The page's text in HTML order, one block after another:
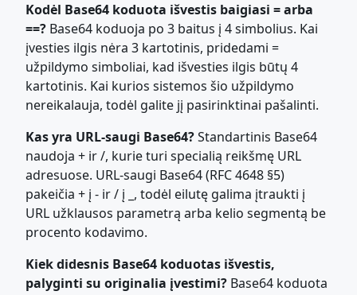
Kodėl Base64 koduota išvestis baigiasi = arba
==? Base64 koduoja po 3 baitus į 4 simbolius. Kai
įvesties ilgis nėra 3 kartotinis, pridedami =
užpildymo simboliai, kad išvesties ilgis būtų 4
kartotinis. Kai kurios sistemos šio užpildymo
nereikalauja, todėl galite jį pasirinktinai pašalinti.
Kas yra URL-saugi Base64?Standartinis Base64
naudoja + ir /, kurie turi specialią reikšmę URL
adresuose. URL-saugi Base64 (RFC 4648 §5)
pakeičia + į - ir / į _, todėl eilutę galima įtraukti į
URL užklausos parametrą arba kelio segmentą be
procento kodavimo.
Kiek didesnis Base64 koduotas išvestis,
palyginti su originalia įvestimi? Base64 koduota